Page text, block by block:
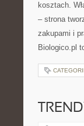
kosztach.
– strona
zakupami i
Biologico.pl